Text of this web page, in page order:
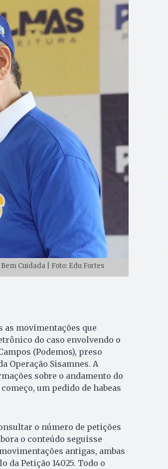
Cuidada | Foto: Edu Fortes
as movimentações que
do caso envolvendo o
(Podemos), preso
Operação Sisamnes. A
sobre o andamento do
um pedido de habeas
o número de petições
o conteúdo seguisse
antigas, ambas
da Petição 14025. Todo o